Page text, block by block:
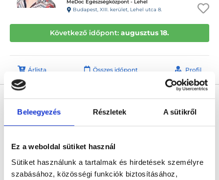
Beleegyezés Részletek A sütikről
Ez a weboldal sütiket használ
Sütiket használunk a tartalmak és hirdetések személyre
szabásához, közösségi funkciók biztosításához,
MeDoc Egészségközpont - Lehel
Budapest, XIII. kerület, Lehel utca 8.
Következő időpont: augusztus 18.
Árlista Összes időpont Profil
Dr. Babka Marianna
Radiológus
Budapest, XIII. kerület, Lehel utca 8.